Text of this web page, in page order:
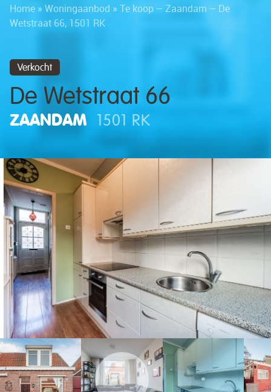
Home » Woningaanbod » Te koop – Zaandam – De
Wetstraat 66, 1501 RK
Verkocht
De Wetstraat 66
ZAANDAM 1501 RK
66 – Foto 3